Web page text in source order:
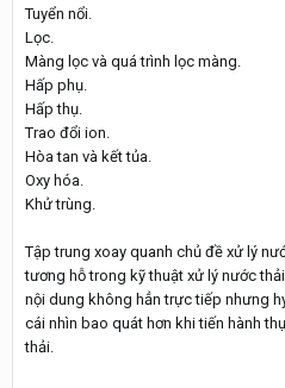
Tuyển nổi.
Lọc.
Màng lọc và quá trình lọc màng.
Hấp phụ.
Hấp thụ.
Trao đổi ion.
Hòa tan và kết tủa.
Oxy hóa.
Khử trùng.
Tập trung xoay quanh chủ đề xử lý
tương hỗ trong kỹ thuật xử lý nước
nội dung không hẳn trực tiếp nhưng
cái nhìn bao quát hơn khi tiến hành
thải.